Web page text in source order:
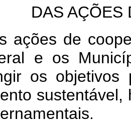
DAS
de
e os
os objetivos